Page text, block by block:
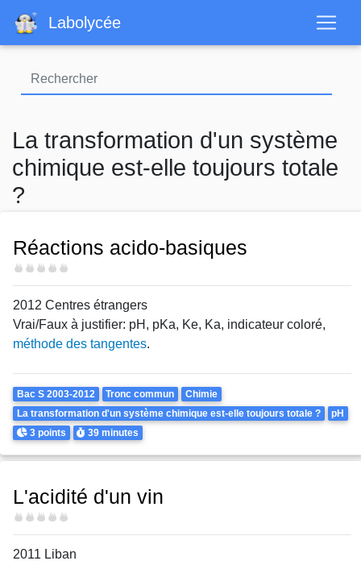
contenu
Labolycée
La transformation d'un système
chimique est-elle toujours totale
?
Réactions acido-basiques
Difficulté
2012 Centres étrangers
Vrai/Faux à justifier: pH, pKa, Ke, Ka, indicateur coloré,
méthode des tangentes.
Theme
Bac S 2003-2012 Tronc commun
Chimie
La transformation d'un système chimique est-elle toujours totale ?
pH
Points
3 points Durée
39 minutes
L'acidité d'un vin
Difficulté
2011 Liban